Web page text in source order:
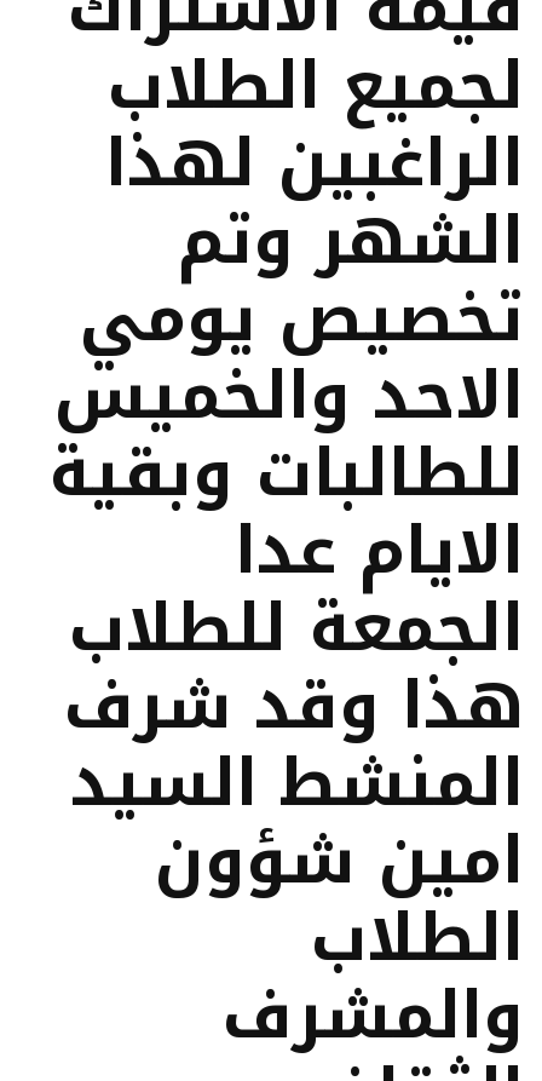
لجميع الطلاب
الراغبين لهذا
الشهر وتم
تخصيص يومي
الاحد والخميس
للطالبات وبقية
الايام عدا
الجمعة للطلاب
هذا وقد شرف
المنشط السيد
امين شؤون
الطلاب
والمشرف